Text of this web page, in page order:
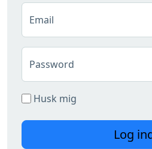
Værktøjer
Login
Email
Password
Husk mig
Log